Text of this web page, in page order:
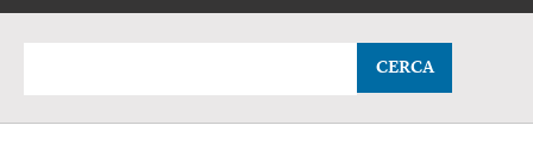
CERCA